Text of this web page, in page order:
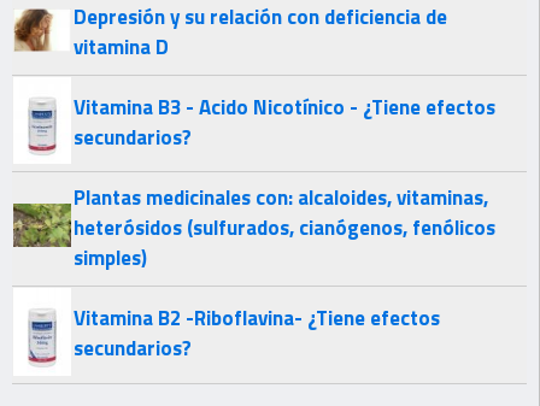
Depresión y su relación con deficiencia de
vitamina D
Vitamina B3 - Acido Nicotínico - ¿Tiene efectos
secundarios?
Plantas medicinales con: alcaloides, vitaminas,
heterósidos (sulfurados, cianógenos, fenólicos
simples)
Vitamina B2 -Riboflavina- ¿Tiene efectos
secundarios?